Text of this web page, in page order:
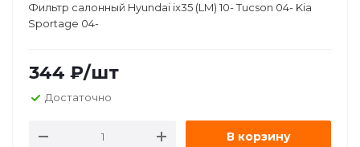
Фильтр салонный Hyundai ix35 (LM) 10- Tucson 04- Kia
Sportage 04-
344 ₽/шт
Достаточно
В корзину